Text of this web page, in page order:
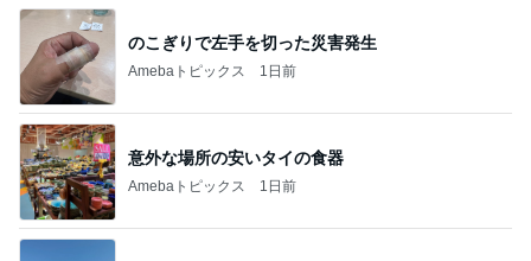
のこぎりで左手を切った災害発生
Amebaトピックス 1日前
意外な場所の安いタイの食器
Amebaトピックス 1日前